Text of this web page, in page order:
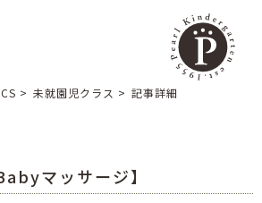
> 未就園児クラス > 記事詳細
マッサージ】